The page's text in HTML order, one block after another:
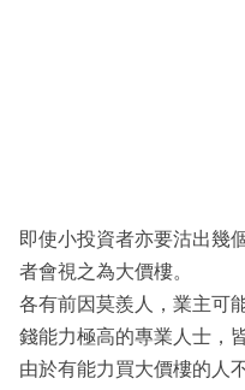
即使小投資者亦要沽出幾
者會視之為大價樓。
各有前因莫羨人，業主可
錢能力極高的專業人士，
由於有能力買大價樓的人